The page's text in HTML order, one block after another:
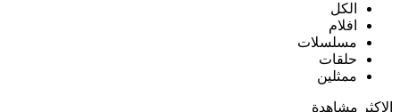
الكل
افلام
مسلسلات
حلقات
ممثلين
الاكثر مشاهدة